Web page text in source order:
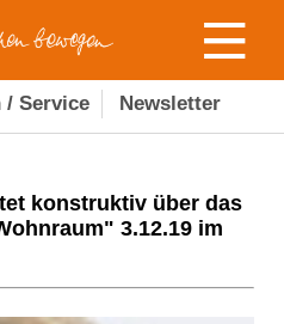
/ Service Newsletter
konstruktiv über das
3.12.19 im